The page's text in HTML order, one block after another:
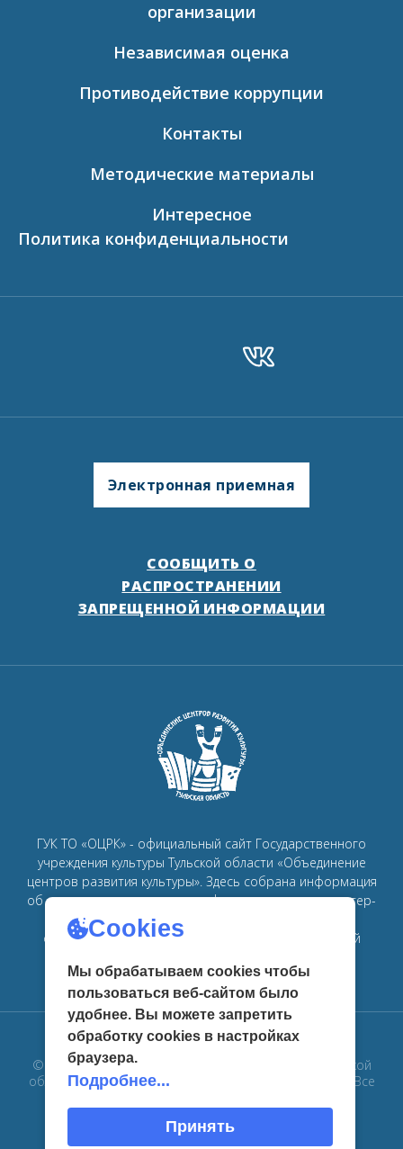
организации
Независимая оценка
Противодействие коррупции
Контакты
Методические материалы
Интересное
Политика конфиденциальности
СООБЩИТЬ О
РАСПРОСТРАНЕНИИ
ЗАПРЕЩЕННОЙ ИНФОРМАЦИИ
Электронная приемная
ГУК ТО «ОЦРК» - официальный сайт Государственного
учреждения культуры Тульской области «Объединение
центров развития культуры». Здесь собрана информация
об основных мероприятиях, афишах, спектаклях, мастер-
классах, семинарах, главных новостях в рамках
объединенияцентров развития культуры в Тульской
© 2019 Государственное учреждение культуры Тульской
области «Объединение центров развития культуры». Все
Cookies
Мы обрабатываем cookies чтобы
пользоваться веб-сайтом было
удобнее. Вы можете запретить
обработку сookies в настройках
браузера.
Подробнее...
Принять